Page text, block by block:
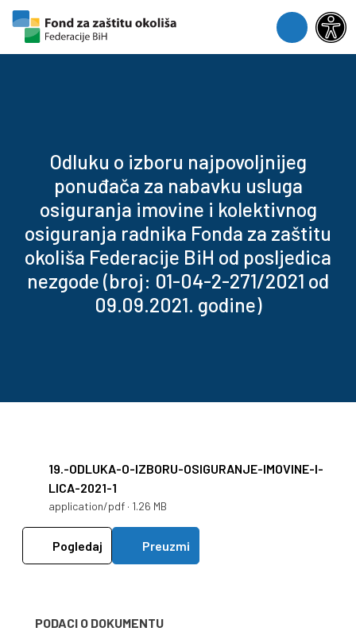
Skip to content
Skip to footer
Menu
Odluku o izboru najpovoljnijeg
ponuđača za nabavku usluga
osiguranja imovine i kolektivnog
osiguranja radnika Fonda za zaštitu
okoliša Federacije BiH od posljedica
nezgode (broj: 01-04-2-271/2021 od
09.09.2021. godine)
19.-ODLUKA-O-IZBORU-OSIGURANJE-IMOVINE-I-
LICA-2021-1
application/pdf · 1.26 MB
Pogledaj Preuzmi
PODACI O DOKUMENTU